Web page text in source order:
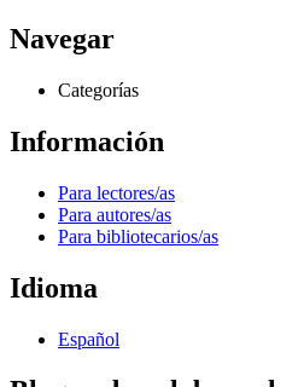
Navegar
Categorías
Información
Para lectores/as
Para autores/as
Para bibliotecarios/as
Idioma
Español